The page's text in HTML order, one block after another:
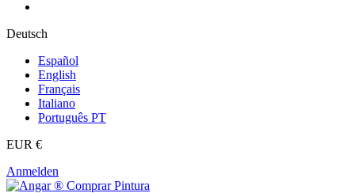
Deutsch
Español
English
Français
Italiano
Português PT
EUR €
Anmelden